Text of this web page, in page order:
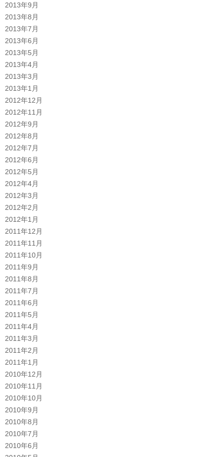
2013年9月
2013年8月
2013年7月
2013年6月
2013年5月
2013年4月
2013年3月
2013年1月
2012年12月
2012年11月
2012年9月
2012年8月
2012年7月
2012年6月
2012年5月
2012年4月
2012年3月
2012年2月
2012年1月
2011年12月
2011年11月
2011年10月
2011年9月
2011年8月
2011年7月
2011年6月
2011年5月
2011年4月
2011年3月
2011年2月
2011年1月
2010年12月
2010年11月
2010年10月
2010年9月
2010年8月
2010年7月
2010年6月